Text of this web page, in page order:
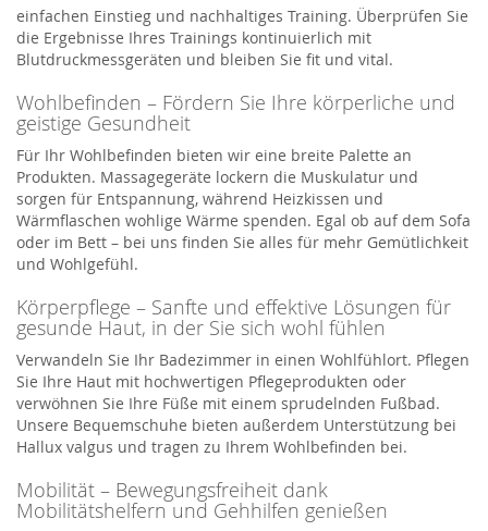
einfachen Einstieg und nachhaltiges Training. Überprüfen Sie
die Ergebnisse Ihres Trainings kontinuierlich mit
Blutdruckmessgeräten und bleiben Sie fit und vital.
Wohlbefinden – Fördern Sie Ihre körperliche und
geistige Gesundheit
Für Ihr Wohlbefinden bieten wir eine breite Palette an
Produkten. Massagegeräte lockern die Muskulatur und
sorgen für Entspannung, während Heizkissen und
Wärmflaschen wohlige Wärme spenden. Egal ob auf dem Sofa
oder im Bett – bei uns finden Sie alles für mehr Gemütlichkeit
und Wohlgefühl.
Körperpflege – Sanfte und effektive Lösungen für
gesunde Haut, in der Sie sich wohl fühlen
Verwandeln Sie Ihr Badezimmer in einen Wohlfühlort. Pflegen
Sie Ihre Haut mit hochwertigen Pflegeprodukten oder
verwöhnen Sie Ihre Füße mit einem sprudelnden Fußbad.
Unsere Bequemschuhe bieten außerdem Unterstützung bei
Hallux valgus und tragen zu Ihrem Wohlbefinden bei.
Mobilität – Bewegungsfreiheit dank
Mobilitätshelfern und Gehhilfen genießen